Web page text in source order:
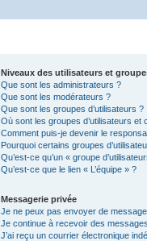
Niveaux des utilisateurs et
Que sont les administrateurs ?
Que sont les modérateurs ?
Que sont les groupes d’utilisateurs ?
Où sont les groupes d’utilisateurs et
Comment puis-je devenir le
Pourquoi certains groupes
Qu’est-ce qu’un « groupe
Qu’est-ce que le lien « L’équipe » ?
Messagerie privée
Je ne peux pas envoyer de
Je continue à recevoir des
J’ai reçu un courrier électronique